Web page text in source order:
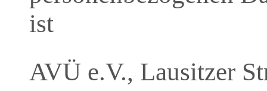
ist
AVÜ e.V., Lausitzer